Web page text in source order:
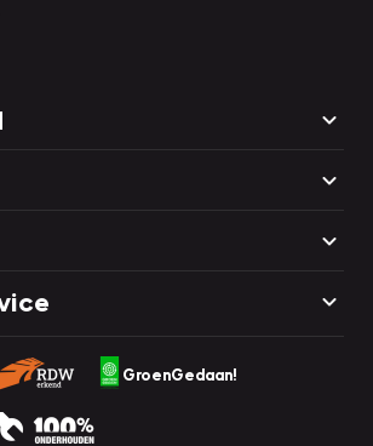
GroenGedaan!